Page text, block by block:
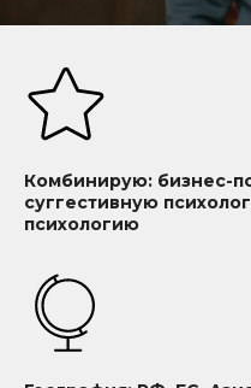
Комбинирую: бизнес-
суггестивную
психологию